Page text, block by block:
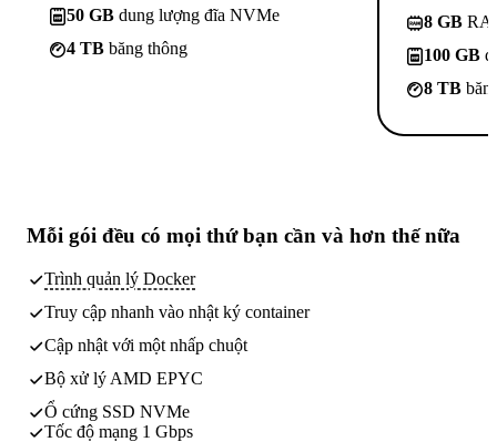
50 GB dung lượng đĩa NVMe
4 TB băng thông
8 GB
100 GB
8 TB
Mỗi gói đều có mọi thứ bạn cần và hơn thế nữa
Trình quản lý Docker
Truy cập nhanh vào nhật ký container
Cập nhật với một nhấp chuột
Bộ xử lý AMD EPYC
Ổ cứng SSD NVMe
Tốc độ mạng 1 Gbps